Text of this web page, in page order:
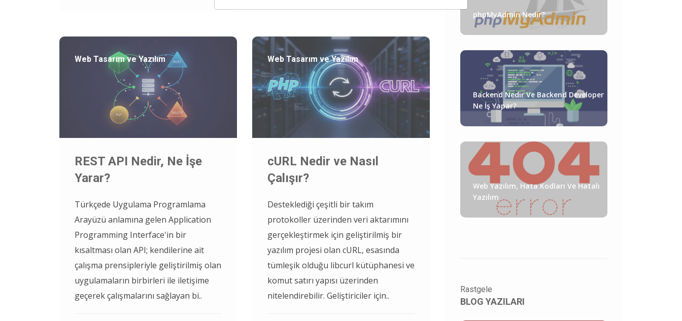
Web Tasarım ve Yazılım
REST API Nedir, Ne İşe
Yarar?
Türkçede Uygulama Programlama
Arayüzü anlamına gelen Application
Programming Interface'in bir
kısaltması olan API; kendilerine ait
çalışma prensipleriyle geliştirilmiş olan
uygulamaların birbirleri ile iletişime
geçerek çalışmalarını sağlayan bi..
Web Tasarım ve Yazılım
cURL Nedir ve Nasıl
Çalışır?
Desteklediği çeşitli bir takım
protokoller üzerinden veri aktarımını
gerçekleştirmek için geliştirilmiş bir
yazılım projesi olan cURL, esasında
tümleşik olduğu libcurl kütüphanesi ve
komut satırı yapısı üzerinden
nitelendirebilir. Geliştiriciler için..
phpMyAdmin Nedir?
Backend Nedir Ve Backend Developer
Ne İş Yapar?
Web Yazılım, Hata Kodları Ve Hatalı
Yazılım
Rastgele
BLOG YAZILARI